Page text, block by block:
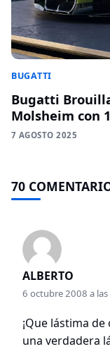
BUGATTI
Bugatti
Molsheim con
7 AGOSTO 2025
70
ALBERTO
6 octubre 2008 a
¡Que lástima
una verdadera